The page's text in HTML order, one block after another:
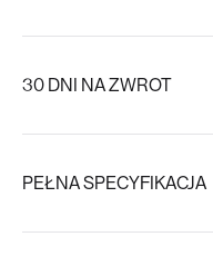
30 DNI NA ZWROT
PEŁNA SPECYFIKACJA